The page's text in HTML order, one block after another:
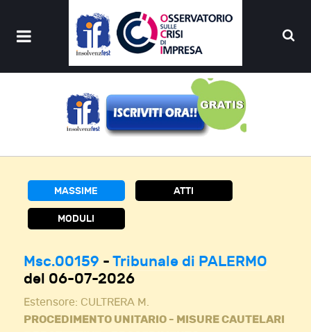
MASSIME ATTI
MODULI
Msc.00159 - Tribunale di PALERMO
del 06-07-2026
Estensore: CULTRERA M.
PROCEDIMENTO UNITARIO - MISURE CAUTELARI